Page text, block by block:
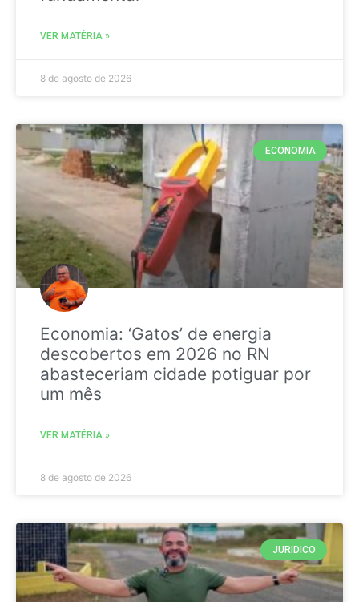
VER MATÉRIA »
8 de agosto de 2026
ECONOMIA
Economia: ‘Gatos’ de energia
descobertos em 2026 no RN
abasteceriam cidade potiguar por
um mês
VER MATÉRIA »
8 de agosto de 2026
JURIDICO